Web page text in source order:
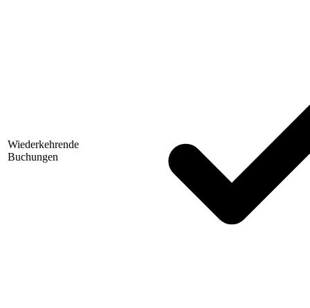
Wiederkehrende
Buchungen